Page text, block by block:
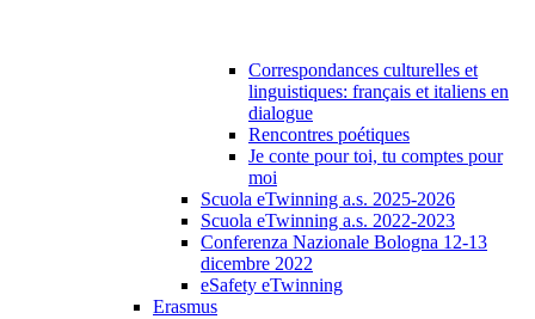
Correspondances culturelles et
linguistiques: français et italiens en
dialogue
Rencontres poétiques
Je conte pour toi, tu comptes pour
moi
Scuola eTwinning a.s. 2025-2026
Scuola eTwinning a.s. 2022-2023
Conferenza Nazionale Bologna 12-13
dicembre 2022
eSafety eTwinning
Erasmus